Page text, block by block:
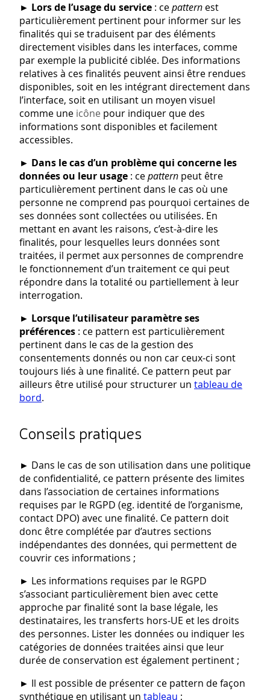
► Lors de l’usage du service : cepattern est
particulièrement pertinent pour informer sur les
finalités qui se traduisent par des éléments
directement visibles dans les interfaces, comme
par exemple la publicité ciblée. Des informations
relatives à ces finalités peuvent ainsi être rendues
disponibles, soit en les intégrant directement dans
l’interface, soit en utilisant un moyen visuel
comme une icône pour indiquer que des
informations sont disponibles et facilement
accessibles.
► Dans le cas d’un problème qui concerne les
données ou leur usage : cepattern peut être
particulièrement pertinent dans le cas où une
personne ne comprend pas pourquoi certaines de
ses données sont collectées ou utilisées. En
mettant en avant les raisons, c’est-à-dire les
finalités, pour lesquelles leurs données sont
traitées, il permet aux personnes de comprendre
le fonctionnement d’un traitement ce qui peut
répondre dans la totalité ou partiellement à leur
interrogation.
► Lorsque l’utilisateur paramètre ses
préférences : ce pattern est particulièrement
pertinent dans le cas de la gestion des
consentements donnés ou non car ceux-ci sont
toujours liés à une finalité. Ce pattern peut par
ailleurs être utilisé pour structurer un tableau de
bord.
Conseils pratiques
► Dans le cas de son utilisation dans une politique
de confidentialité, ce pattern présente des limites
dans l’association de certaines informations
requises par le RGPD (eg. identité de l’organisme,
contact DPO) avec une finalité. Ce pattern doit
donc être complétée par d’autres sections
indépendantes des données, qui permettent de
couvrir ces informations ;
► Les informations requises par le RGPD
s’associant particulièrement bien avec cette
approche par finalité sont la base légale, les
destinataires, les transferts hors-UE et les droits
des personnes. Lister les données ou indiquer les
catégories de données traitées ainsi que leur
durée de conservation est également pertinent ;
► Il est possible de présenter ce pattern de façon
synthétique en utilisant un tableau ;